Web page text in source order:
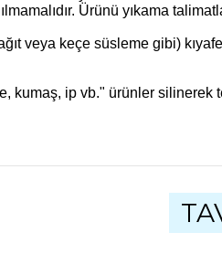
Ürünü yıkama
veya keçe süsleme gibi)
ip vb." ürünler silinerek
ve diğer konularda yetersiz